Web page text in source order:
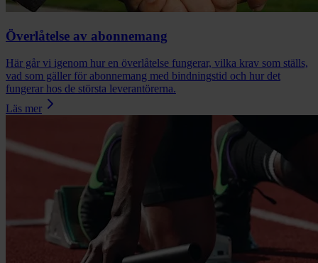
Överlåtelse av abonnemang
Här går vi igenom hur en överlåtelse fungerar, vilka krav som ställs,
vad som gäller för abonnemang med bindningstid och hur det
fungerar hos de största leverantörerna.
Läs mer